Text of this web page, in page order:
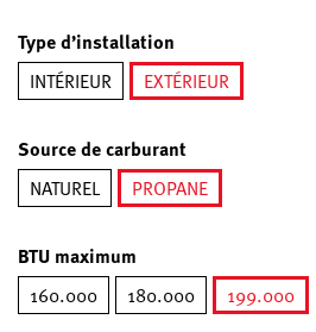
Type d’installation
INTÉRIEUR
EXTÉRIEUR
Source de carburant
NATUREL
PROPANE
BTU maximum
160.000 180.000
199.000